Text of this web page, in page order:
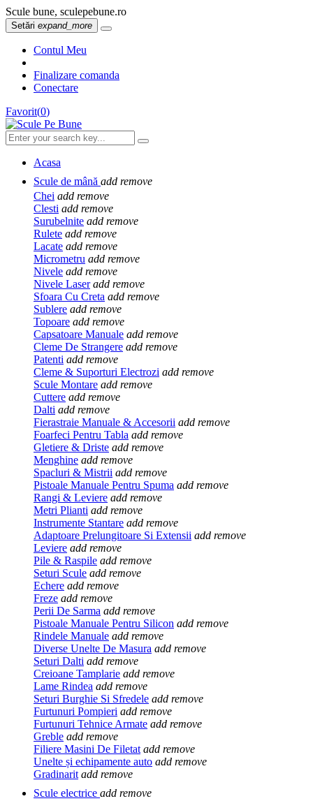
Scule bune, sculepebune.ro
Setări expand_more
Contul Meu
Finalizare comanda
Conectare
Favorit(0)
Acasa
Scule de mână add remove
Chei add remove
Clesti add remove
Surubelnite add remove
Rulete add remove
Lacate add remove
Micrometru add remove
Nivele add remove
Nivele Laser add remove
Sfoara Cu Creta add remove
Sublere add remove
Topoare add remove
Capsatoare Manuale add remove
Cleme De Strangere add remove
Patenti add remove
Cleme & Suporturi Electrozi add remove
Scule Montare add remove
Cuttere add remove
Dalti add remove
Fierastraie Manuale & Accesorii add remove
Foarfeci Pentru Tabla add remove
Gletiere & Driste add remove
Menghine add remove
Spacluri & Mistrii add remove
Pistoale Manuale Pentru Spuma add remove
Rangi & Leviere add remove
Metri Plianti add remove
Instrumente Stantare add remove
Adaptoare Prelungitoare Si Extensii add remove
Leviere add remove
Pile & Raspile add remove
Seturi Scule add remove
Echere add remove
Freze add remove
Perii De Sarma add remove
Pistoale Manuale Pentru Silicon add remove
Rindele Manuale add remove
Diverse Unelte De Masura add remove
Seturi Dalti add remove
Creioane Tamplarie add remove
Lame Rindea add remove
Seturi Burghie Si Sfredele add remove
Furtunuri Pompieri add remove
Furtunuri Tehnice Armate add remove
Greble add remove
Filiere Masini De Filetat add remove
Unelte și echipamente auto add remove
Gradinarit add remove
Scule electrice add remove